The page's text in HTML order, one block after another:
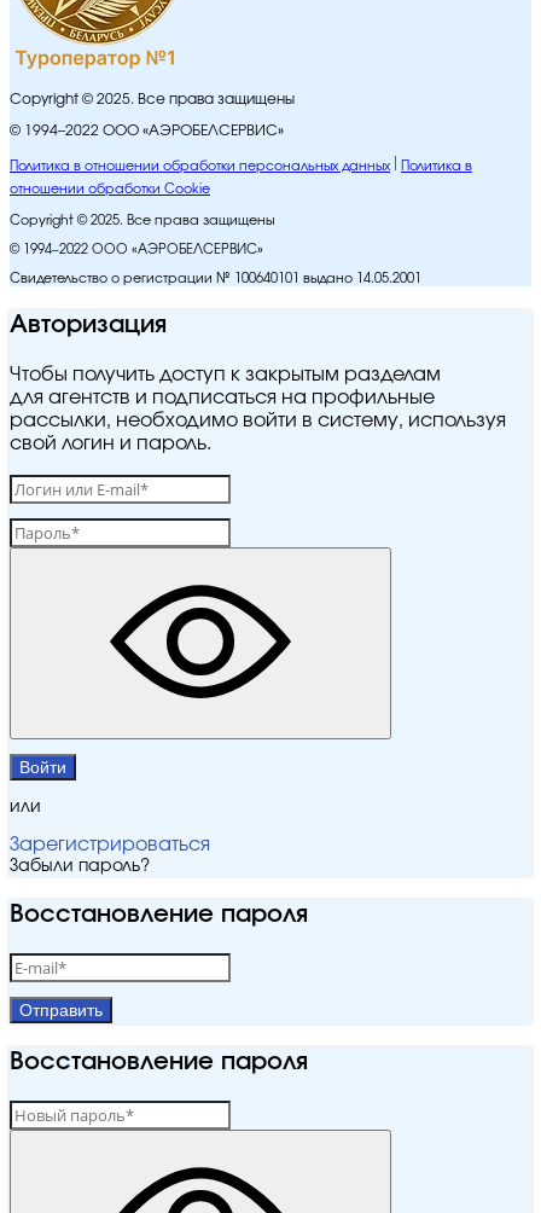
Copyright © 2025. Все права защищены
© 1994–2022 ООО «АЭРОБЕЛСЕРВИС»
Политика в отношении обработки персональных данных
Политика в
отношении обработки Cookie
Copyright © 2025. Все права защищены
© 1994–2022 ООО «АЭРОБЕЛСЕРВИС»
Свидетельство о регистрации № 100640101 выдано 14.05.2001
Авторизация
Чтобы получить доступ к закрытым разделам
для агентств и подписаться на профильные
рассылки, необходимо войти в систему, используя
свой логин и пароль.
Войти
или
Зарегистрироваться
Забыли пароль?
Восстановление пароля
Отправить
Восстановление пароля